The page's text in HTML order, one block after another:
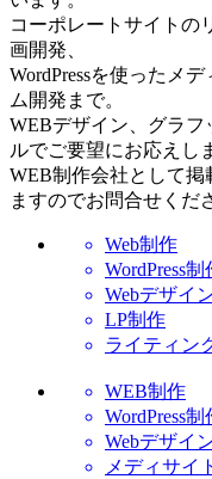
コーポレートサイトの
画開発、
WordPressを使ったメ
ム開発まで。
WEBデザイン、グラフ
ルでご要望にお応えし
WEB制作会社として
ますのでお問合せくだ
Web制作
WordPress制
Webデザイ
LP制作
ライティン
WEB制作
WordPress制
Webデザイ
メディサイ